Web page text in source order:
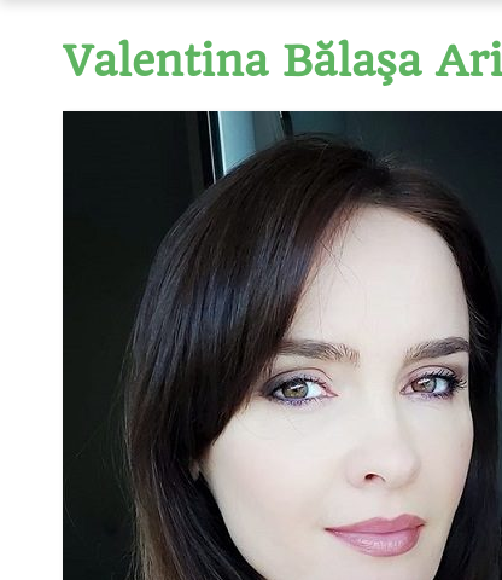
Valentina Bălaşa